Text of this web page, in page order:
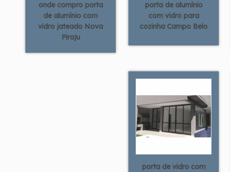
onde compro porta
de alumínio com
vidro jateado Nova
Piraju
porta de alumínio
com vidro para
cozinha Campo Belo
porta de vidro com